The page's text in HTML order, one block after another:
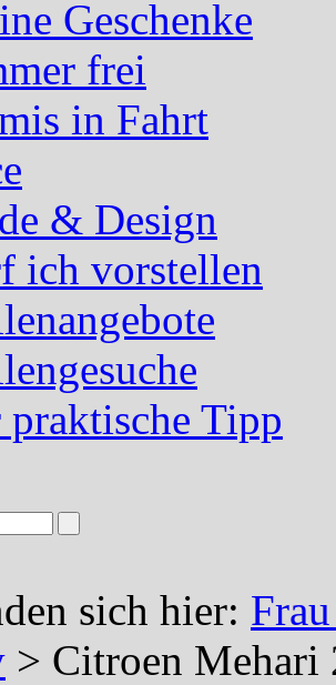
Geschenke
frei
in Fahrt
& Design
ich vorstellen
praktische Tipp
sich hier:
> Citroen Mehari